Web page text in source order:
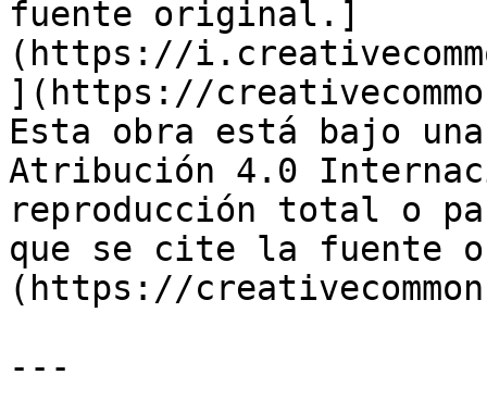
fuente original.]
(https://
](https://
Esta obra está bajo
Atribución 4.0
reproducción total o
que se cite la fuente
(https://
---